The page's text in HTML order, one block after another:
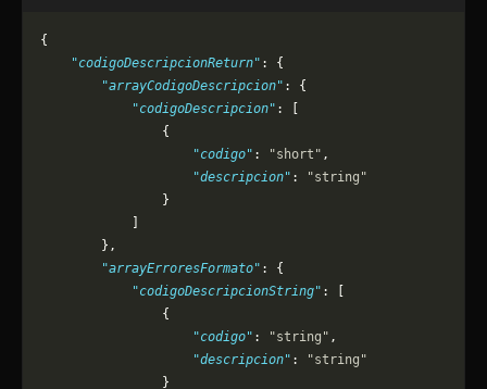
{
    "codigoDescripcionReturn"
: {
        "arrayCodigoDescripcion"
: {
            "codigoDescripcion"
: [
                {
                    "codigo"
: "short" ,
                    "descripcion"
:
"string"
                }
        },
        "arrayErroresFormato"
: {
            "codigoDescripcionString"
: [
                {
                    "codigo"
: "string" ,
                    "descripcion"
:
"string"
                }